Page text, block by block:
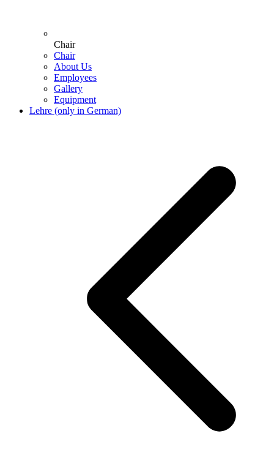
Chair
Chair
About Us
Employees
Gallery
Equipment
Lehre (only in German)